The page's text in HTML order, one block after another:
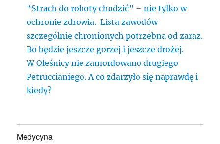
“Strach do roboty chodzić” – nie tylko w
ochronie zdrowia. Lista zawodów
szczególnie chronionych potrzebna od zaraz.
Bo będzie jeszcze gorzej i jeszcze drożej.
W Oleśnicy nie zamordowano drugiego
Petruccianiego. A co zdarzyło się naprawdę i
kiedy?
Medycyna